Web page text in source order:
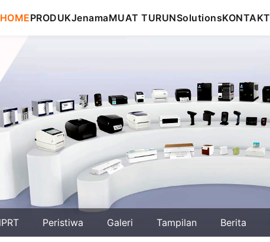
HOMEPRODUKJenamaMUAT TURUNSolutionsKONTAKT
Peristiwa Galeri Tampilan Berita